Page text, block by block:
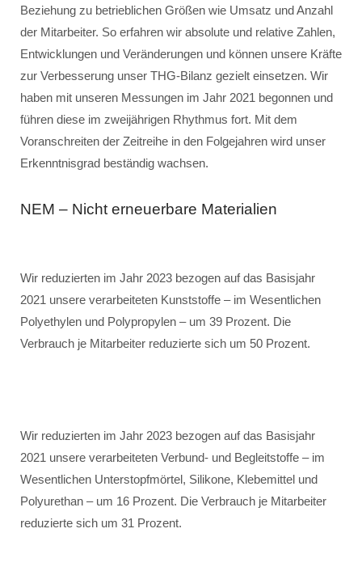
Beziehung zu betrieblichen Größen wie Umsatz und Anzahl
der Mitarbeiter. So erfahren wir absolute und relative Zahlen,
Entwicklungen und Veränderungen und können unsere Kräfte
zur Verbesserung unser THG-Bilanz gezielt einsetzen. Wir
haben mit unseren Messungen im Jahr 2021 begonnen und
führen diese im zweijährigen Rhythmus fort. Mit dem
Voranschreiten der Zeitreihe in den Folgejahren wird unser
Erkenntnisgrad beständig wachsen.
NEM – Nicht erneuerbare Materialien
Wir reduzierten im Jahr 2023 bezogen auf das Basisjahr
2021 unsere verarbeiteten Kunststoffe – im Wesentlichen
Polyethylen und Polypropylen – um 39 Prozent. Die
Verbrauch je Mitarbeiter reduzierte sich um 50 Prozent.
Wir reduzierten im Jahr 2023 bezogen auf das Basisjahr
2021 unsere verarbeiteten Verbund- und Begleitstoffe – im
Wesentlichen Unterstopfmörtel, Silikone, Klebemittel und
Polyurethan – um 16 Prozent. Die Verbrauch je Mitarbeiter
reduzierte sich um 31 Prozent.